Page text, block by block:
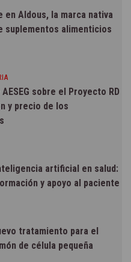
en Aldous, la marca nativa
suplementos alimenticios
sobre el Proyecto RD
y precio de los
artificial en salud:
y apoyo al paciente
tratamiento para el
de célula pequeña